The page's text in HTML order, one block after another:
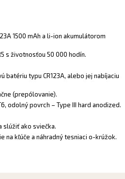
1500 mAh a li-ionakumulátorom
s životnosťou 50 000 hodín.
batériu typu CR123A, alebo jej nabíjaciu
(prepólovanie).
odolný povrch – Type III hard anodized.
slúžiť ako sviečka.
na kľúče a náhradný tesniaci o-krúžok.